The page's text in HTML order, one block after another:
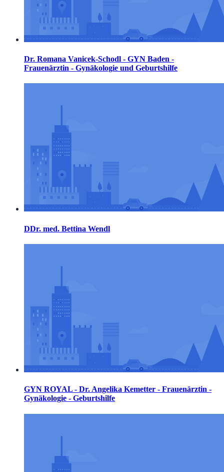
Dr. Romana Vanicek-Schodl - GYN Baden -
Frauenärztin - Gynäkologie und Geburtshilfe
DDr. med. Bettina Wendl
GYN ROYAL - Dr. Angelika Kemetter - Frauenärztin -
Gynäkologie - Geburtshilfe